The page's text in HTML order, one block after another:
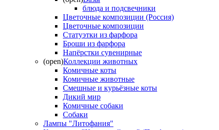
блюда и подсвечники
Цветочные композиции (Россия)
Цветочные композиции
Статуэтки из фарфора
Броши из фарфора
Напёрстки сувенирные
(open)Коллекции животных
Комичные коты
Комичные животные
Смешные и курьёзные коты
Дикий мир
Комичные собаки
Собаки
Лампы "Литофания"